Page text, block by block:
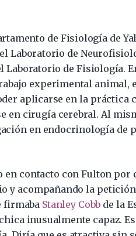
de Fisiología de
Laboratorio de
Laboratorio de Fisiología.
experimental animal,
aplicarse en la práctica
en cirugía cerebral. Al
en endocrinología de
en contacto con Fulton
y acompañando la
firmaba Stanley Cobb de la
inusualmente capaz.